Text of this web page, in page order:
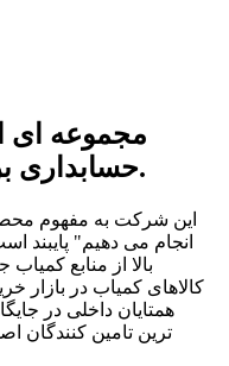
مجموعه ای
حسابداری برای زنجیره تامین کارآمد.
این شرکت به مفهوم
انجام می دهیم" پایبند
بالا از منابع
کالاهای کمیاب در بازار
همتایان داخلی در
ترین تامین